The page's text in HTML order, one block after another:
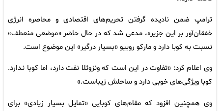
ترامپ ضمن نادیده گرفتن تحریم‌های اقتصادی و محاصره انرژی
خفقان‌آور بر این جزیره، مدعی شد که در حال حاضر «موضعی منعطف»
نسبت به کوبا دارد و مارکو روبیو «بسیار درگیر» این موضوع است.
وی اعلام کرد: «تفاوت در این است که ونزوئلا نفت دارد، اما کوبا ندارد.
کوبا ویژگی‌های خوبی دارد و ساحلش زیباست.»
وی همچنین افزود که مقام‌های کوبایی «تمایل بسیار زیادی» برای